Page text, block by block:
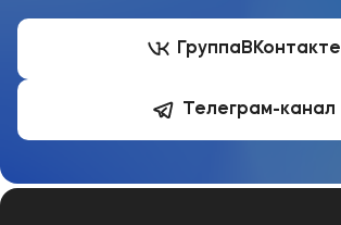
Группа ВКонтакте
Телеграм-канал